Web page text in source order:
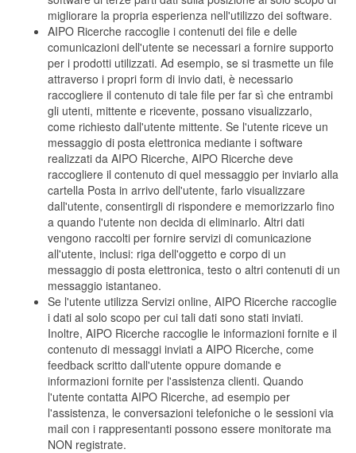
migliorare la propria esperienza nell'utilizzo dei software.
AIPO Ricerche raccoglie i contenuti dei file e delle
comunicazioni dell'utente se necessari a fornire supporto
per i prodotti utilizzati. Ad esempio, se si trasmette un file
attraverso i propri form di invio dati, è necessario
raccogliere il contenuto di tale file per far sì che entrambi
gli utenti, mittente e ricevente, possano visualizzarlo,
come richiesto dall'utente mittente. Se l'utente riceve un
messaggio di posta elettronica mediante i software
realizzati da AIPO Ricerche, AIPO Ricerche deve
raccogliere il contenuto di quel messaggio per inviarlo alla
cartella Posta in arrivo dell'utente, farlo visualizzare
dall'utente, consentirgli di rispondere e memorizzarlo fino
a quando l'utente non decida di eliminarlo. Altri dati
vengono raccolti per fornire servizi di comunicazione
all'utente, inclusi: riga dell'oggetto e corpo di un
messaggio di posta elettronica, testo o altri contenuti di un
messaggio istantaneo.
Se l'utente utilizza Servizi online, AIPO Ricerche raccoglie
i dati al solo scopo per cui tali dati sono stati inviati.
Inoltre, AIPO Ricerche raccoglie le informazioni fornite e il
contenuto di messaggi inviati a AIPO Ricerche, come
feedback scritto dall'utente oppure domande e
informazioni fornite per l'assistenza clienti. Quando
l'utente contatta AIPO Ricerche, ad esempio per
l'assistenza, le conversazioni telefoniche o le sessioni via
mail con i rappresentanti possono essere monitorate ma
NON registrate.